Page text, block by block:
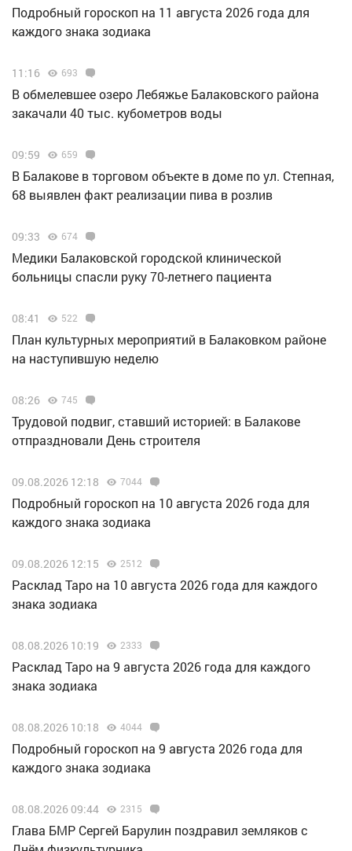
Подробный гороскоп на 11 августа 2026 года для
каждого знака зодиака
11:16 693
В обмелевшее озеро Лебяжье Балаковского района
закачали 40 тыс. кубометров воды
09:59 659
В Балакове в торговом объекте в доме по ул. Степная,
68 выявлен факт реализации пива в розлив
09:33 674
Медики Балаковской городской клинической
больницы спасли руку 70-летнего пациента
08:41 522
План культурных мероприятий в Балаковком районе
на наступившую неделю
08:26 745
Трудовой подвиг, ставший историей: в Балакове
отпраздновали День строителя
09.08.2026 12:18 7044
Подробный гороскоп на 10 августа 2026 года для
каждого знака зодиака
09.08.2026 12:15 2512
Расклад Таро на 10 августа 2026 года для каждого
знака зодиака
08.08.2026 10:19 2333
Расклад Таро на 9 августа 2026 года для каждого
знака зодиака
08.08.2026 10:18 4044
Подробный гороскоп на 9 августа 2026 года для
каждого знака зодиака
08.08.2026 09:44 2315
Глава БМР Сергей Барулин поздравил земляков с